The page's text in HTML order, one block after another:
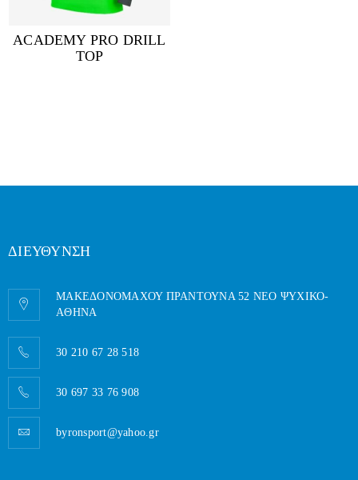
ACADEMY PRO DRILL
TOP
ΔΙΕΥΘΥΝΣΗ
ΜΑΚΕΔΟΝΟΜΑΧΟΥ ΠΡΑΝΤΟΥΝΑ 52 ΝΕΟ ΨΥΧΙΚΟ-
AΘΗΝΑ
30 210 67 28 518
30 697 33 76 908
byronsport@yahoo.gr